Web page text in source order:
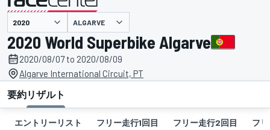
主催 ALGARVE
2020 World Superbike Algarve
2020/08/07 to 2020/08/09
Algarve International Circuit, PT
要約リザルト
エントリーリスト フリー走行1回目 フリー走行2回目 フ